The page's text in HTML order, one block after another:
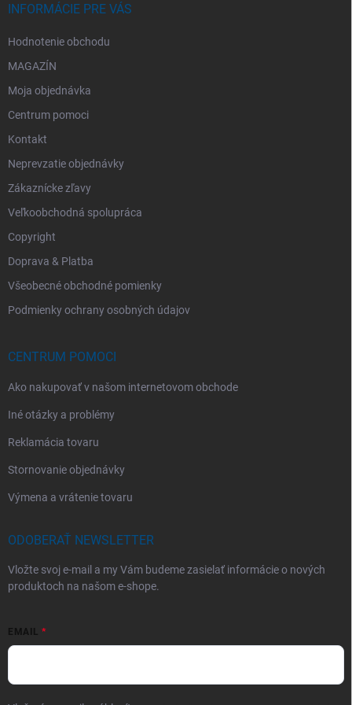
INFORMÁCIE PRE VÁS
Hodnotenie obchodu
MAGAZÍN
Moja objednávka
Centrum pomoci
Kontakt
Neprevzatie objednávky
Zákaznícke zľavy
Veľkoobchodná spolupráca
Copyright
Doprava & Platba
Všeobecné obchodné pomienky
Podmienky ochrany osobných údajov
CENTRUM POMOCI
Ako nakupovať v našom internetovom obchode
Iné otázky a problémy
Reklamácia tovaru
Stornovanie objednávky
Výmena a vrátenie tovaru
ODOBERAŤ NEWSLETTER
Vložte svoj e-mail a my Vám budeme zasielať informácie o nových
produktoch na našom e-shope.
EMAIL